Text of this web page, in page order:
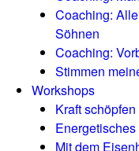
Coaching:
Söhnen
Coaching:
Stimmen
Workshops
Kraft
Mit dem